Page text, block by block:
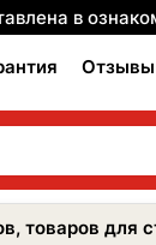
в
Отзывы
товаров